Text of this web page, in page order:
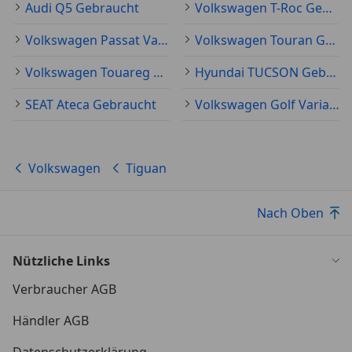
Audi Q5 Gebraucht
Volkswagen T-Roc Gebraucht
Volkswagen Passat Variant Gebraucht
Volkswagen Touran Gebraucht
Volkswagen Touareg Gebraucht
Hyundai TUCSON Gebraucht
SEAT Ateca Gebraucht
Volkswagen Golf Variant Gebraucht
Volkswagen Tiguan
Nach Oben
Nützliche Links
Verbraucher AGB
Händler AGB